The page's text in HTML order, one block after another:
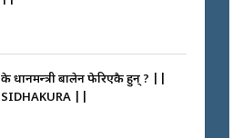
के प्रधानमन्त्री बालेन फेरिएकै हुन् ? ||
SIDHAKURA ||